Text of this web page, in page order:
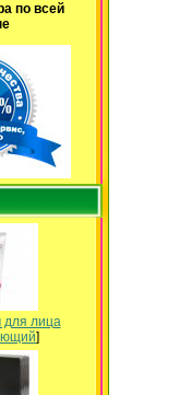
по всей
для лица
]